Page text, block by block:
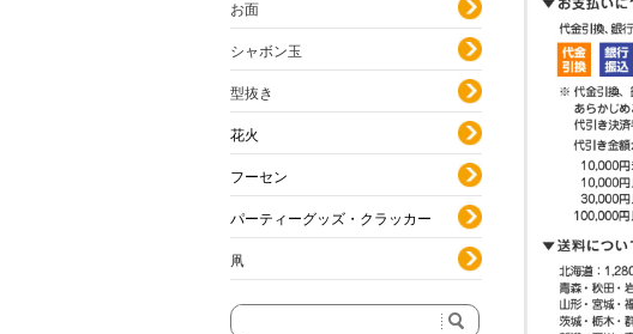
お面
シャボン玉
型抜き
花火
フーセン
パーティーグッズ・クラッカー
凧